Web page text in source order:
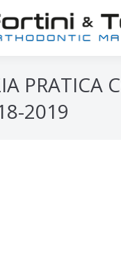
PRATICA
2019